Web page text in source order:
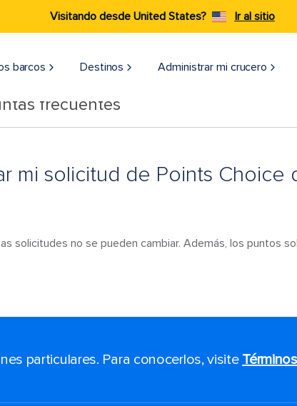
Visitando desde United States? Ir al sitio
barcos Destinos Administrar mi crucero
frecuentes
mi solicitud de Points Choice
solicitudes no se pueden cambiar. Además, los puntos
particulares. Para conocerlos, visite